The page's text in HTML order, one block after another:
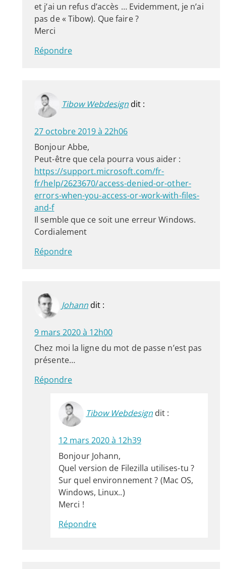
et j’ai un refus d’accès … Evidemment, je n’ai
pas de « Tibow). Que faire ?
Merci
Répondre
Tibow Webdesign dit :
27 octobre 2019 à 22h06
Bonjour Abbe,
Peut-être que cela pourra vous aider :
https://support.microsoft.com/fr-
fr/help/2623670/access-denied-or-other-
errors-when-you-access-or-work-with-files-
and-f
Il semble que ce soit une erreur Windows.
Cordialement
Répondre
Johann dit :
9 mars 2020 à 12h00
Chez moi la ligne du mot de passe n’est pas
présente…
Répondre
Tibow Webdesign dit :
12 mars 2020 à 12h39
Bonjour Johann,
Quel version de Filezilla utilises-tu ?
Sur quel environnement ? (Mac OS,
Windows, Linux..)
Merci !
Répondre